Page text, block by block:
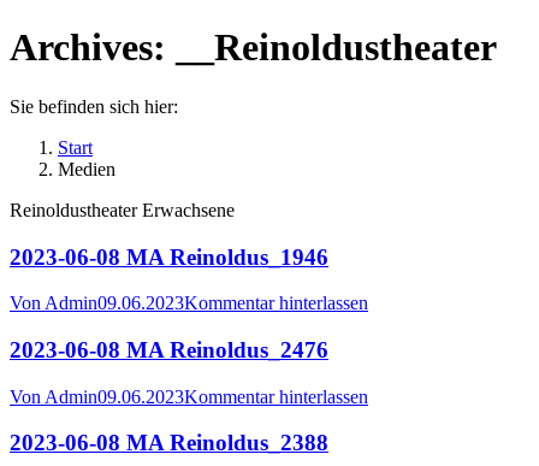
Archives: __Reinoldustheater
Sie befinden sich hier:
Start
Medien
Reinoldustheater Erwachsene
2023-06-08 MA Reinoldus_1946
Von Admin09.06.2023Kommentar hinterlassen
2023-06-08 MA Reinoldus_2476
Von Admin09.06.2023Kommentar hinterlassen
2023-06-08 MA Reinoldus_2388